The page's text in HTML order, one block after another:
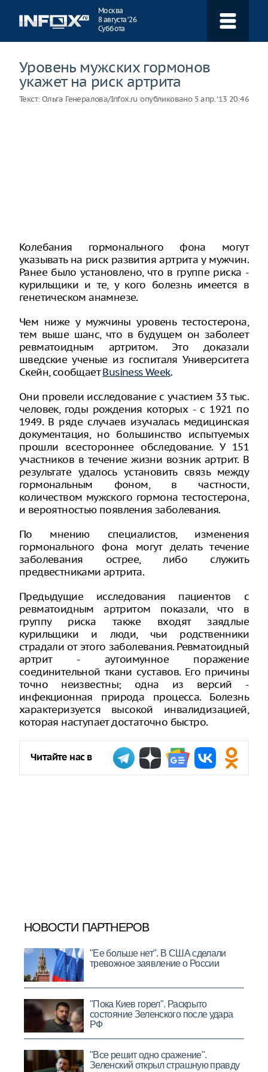
Москва
8 августа ‘26
Суббота
Уровень мужских гормонов
укажет на риск артрита
Текст: Ольга Генералова/Infox.ru опубликовано 5 апр. ‘13 20:46
Колебания гормонального фона могут
указывать на риск развития артрита у мужчин.
Ранее было установлено, что в группе риска -
курильщики и те, у кого болезнь имеется в
генетическом анамнезе.
Чем ниже у мужчины уровень тестостерона,
тем выше шанс, что в будущем он заболеет
ревматоидным артритом. Это доказали
шведские ученые из госпиталя Университета
Скейн, сообщаетBusiness Week.
Они провели исследование с участием 33 тыс.
человек, годы рождения которых - с 1921 по
1949. В ряде случаев изучалась медицинская
документация, но большинство испытуемых
прошли всестороннее обследование. У 151
участников в течение жизни возник артрит. В
результате удалось установить связь между
гормональным фоном, в частности,
количеством мужского гормона тестостерона,
и вероятностью появления заболевания.
По мнению специалистов, изменения
гормонального фона могут делать течение
заболевания острее, либо служить
предвестниками артрита.
Предыдущие исследования пациентов с
ревматоидным артритом показали, что в
группу риска также входят заядлые
курильщики и люди, чьи родственники
страдали от этого заболевания. Ревматоидный
артрит - аутоимунное поражение
соединительной ткани суставов. Его причины
точно неизвестны; одна из версий -
инфекционная природа процесса. Болезнь
характеризуется высокой инвалидизацией,
которая наступает достаточно быстро.
Читайте нас в